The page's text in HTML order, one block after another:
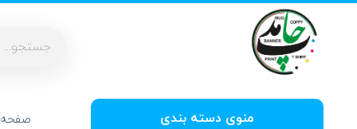
منوی دسته بندی